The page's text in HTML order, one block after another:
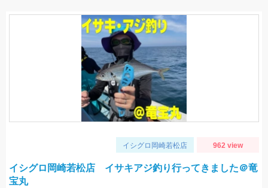
イシグロ岡崎若松店 962 view
イシグロ岡崎若松店 イサキアジ釣り行ってきました＠竜
宝丸